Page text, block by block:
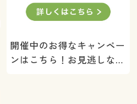
開催中のお得なキャンペー
ンはこちら！お見逃しな